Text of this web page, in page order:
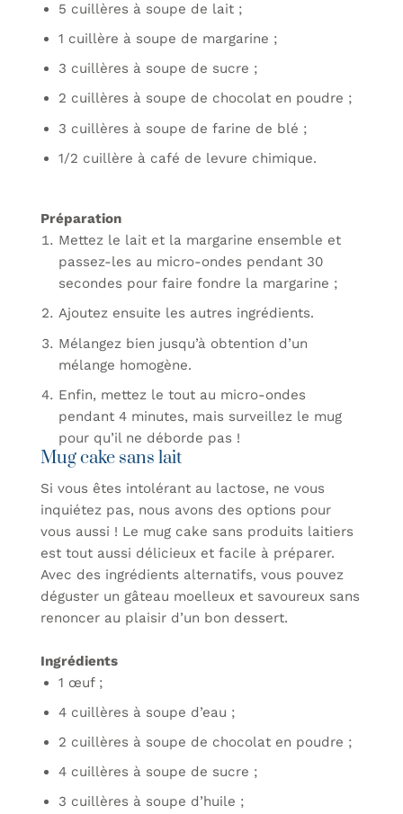
5 cuillères à soupe de lait ;
1 cuillère à soupe de margarine ;
3 cuillères à soupe de sucre ;
2 cuillères à soupe de chocolat en poudre ;
3 cuillères à soupe de farine de blé ;
1/2 cuillère à café de levure chimique.
Préparation
Mettez le lait et la margarine ensemble et
passez-les au micro-ondes pendant 30
secondes pour faire fondre la margarine ;
Ajoutez ensuite les autres ingrédients.
Mélangez bien jusqu’à obtention d’un
mélange homogène.
Enfin, mettez le tout au micro-ondes
pendant 4 minutes, mais surveillez le mug
pour qu’il ne déborde pas !
Mug cake sans lait
Si vous êtes intolérant au lactose, ne vous
inquiétez pas, nous avons des options pour
vous aussi ! Le mug cake sans produits laitiers
est tout aussi délicieux et facile à préparer.
Avec des ingrédients alternatifs, vous pouvez
déguster un gâteau moelleux et savoureux sans
renoncer au plaisir d’un bon dessert.
Ingrédients
1 œuf ;
4 cuillères à soupe d’eau ;
2 cuillères à soupe de chocolat en poudre ;
4 cuillères à soupe de sucre ;
3 cuillères à soupe d’huile ;